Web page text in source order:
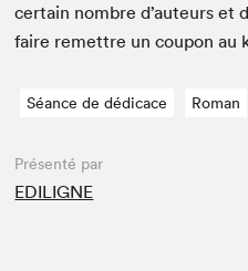
cer­tain nom­bre d’auteurs et
faire remet­tre un coupon au
Séance de dédicace Roman
Présenté par
EDILIGNE